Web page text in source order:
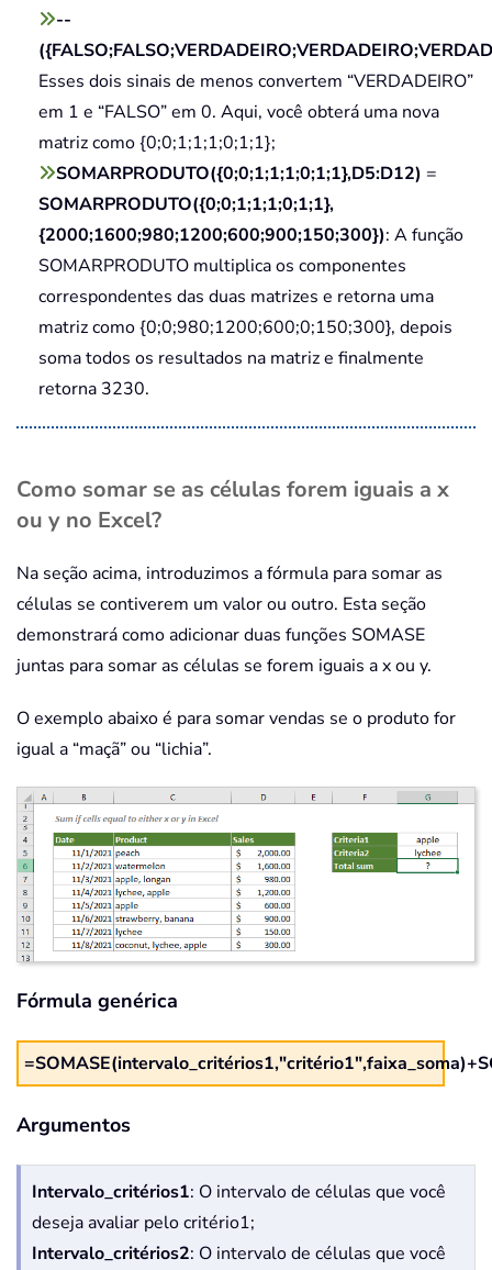
--
Esses dois sinais de menos convertem “VERDADEIRO”
em 1 e “FALSO” em 0. Aqui, você obterá uma nova
matriz como {0;0;1;1;1;0;1;1};
SOMARPRODUTO({0;0;1;1;1;0;1;1},D5:D12) =
SOMARPRODUTO({0;0;1;1;1;0;1;1},
{2000;1600;980;1200;600;900;150;300}): A função
SOMARPRODUTO multiplica os componentes
correspondentes das duas matrizes e retorna uma
matriz como {0;0;980;1200;600;0;150;300}, depois
soma todos os resultados na matriz e finalmente
retorna 3230.
Como somar se as células forem iguais a x
ou y no Excel?
Na seção acima, introduzimos a fórmula para somar as
células se contiverem um valor ou outro. Esta seção
demonstrará como adicionar duas funções SOMASE
juntas para somar as células se forem iguais a x ou y.
O exemplo abaixo é para somar vendas se o produto for
igual a “maçã” ou “lichia”.
Fórmula genérica
Argumentos
Intervalo_critérios1: O intervalo de células que você
deseja avaliar pelo critério1;
Intervalo_critérios2: O intervalo de células que você